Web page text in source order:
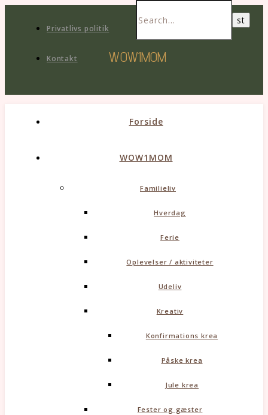
Privatlivs politik
Kontakt WOW1MOM
Forside
WOW1MOM
Familieliv
Hverdag
Ferie
Oplevelser / aktiviteter
Udeliv
Kreativ
Konfirmations krea
Påske krea
Jule krea
Fester og gæster